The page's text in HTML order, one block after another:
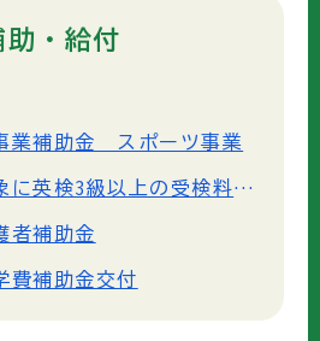
助・給付
業補助金 スポーツ事業
小中学生を対象に英検3級以上の受検料を半額助成します
者補助金
費補助金交付